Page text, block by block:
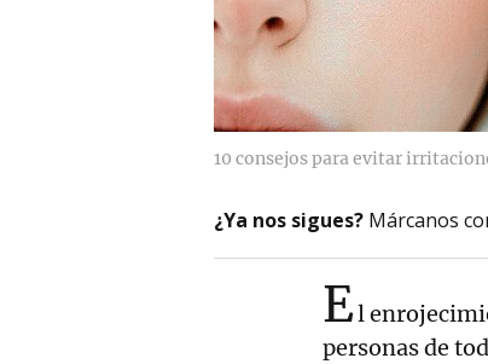
10 consejos para evitar
¿Ya nos sigues? Márcanos
El
personas de